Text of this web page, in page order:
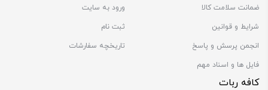
ضمانت سلامت کالا
شرایط و قوانین
انجمن پرسش و پاسخ
فایل ها و اسناد مهم
ورود به سایت
ثبت نام
تاریخچه سفارشات
کافه ربات